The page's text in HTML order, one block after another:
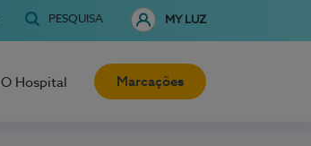
PESQUISA MY LUZ
O Hospital Marcações